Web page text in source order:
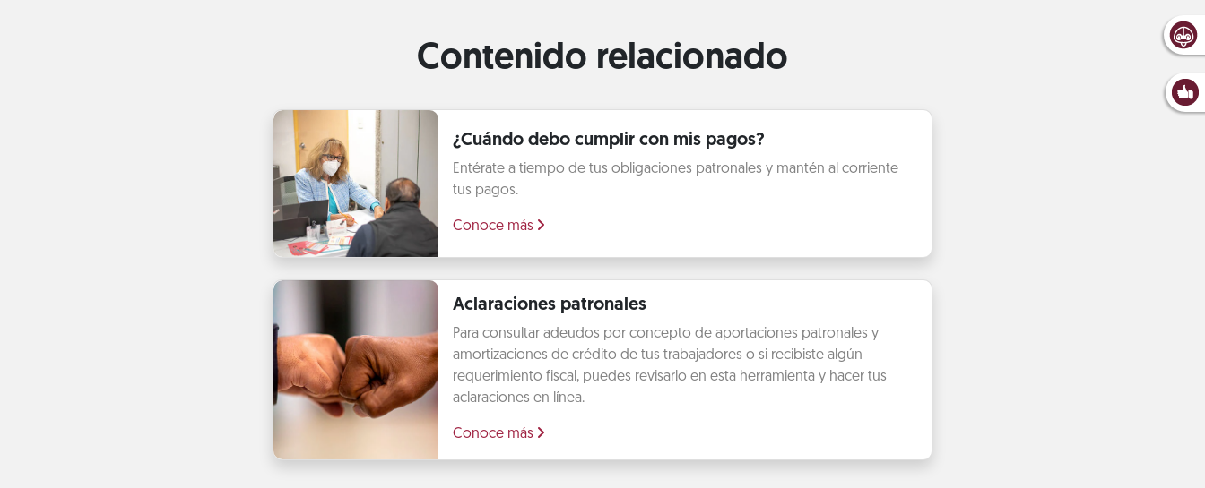
Contenido relacionado
¿Cuándo debo cumplir con mis pagos?
Entérate a tiempo de tus obligaciones patronales y mantén al corriente
tus pagos.
Conoce más
Aclaraciones patronales
Para consultar adeudos por concepto de aportaciones patronales y
amortizaciones de crédito de tus trabajadores o si recibiste algún
requerimiento fiscal, puedes revisarlo en esta herramienta y hacer tus
aclaraciones en línea.
Conoce más